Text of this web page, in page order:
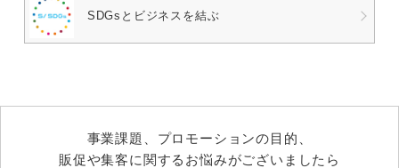
SDGsとビジネスを結ぶ
事業課題、プロモーションの目的、
販促や集客に関するお悩みがございましたら